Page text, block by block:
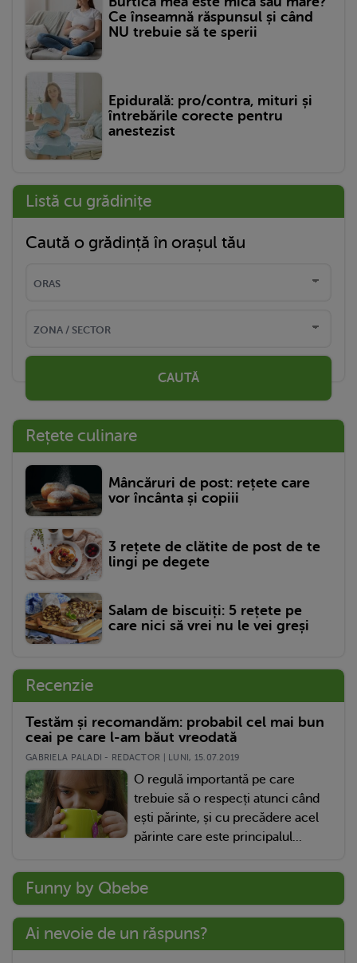
Ce înseamnă răspunsul și când
NU trebuie să te sperii
Epidurală: pro/contra, mituri și
întrebările corecte pentru
anestezist
Listă cu grădinițe
Caută o grădință în orașul tău
CAUTĂ
Rețete culinare
Mâncăruri de post: rețete care
vor încânta și copiii
3 rețete de clătite de post de te
lingi pe degete
Salam de biscuiți: 5 rețete pe
care nici să vrei nu le vei greși
Recenzie
Testăm și recomandăm: probabil cel mai bun
ceai pe care l-am băut vreodată
GABRIELA PALADI - REDACTOR | LUNI, 15.07.2019
O regulă importantă pe care
trebuie să o respecți atunci când
ești părinte, și cu precădere acel
părinte care este principalul...
Funny by Qbebe
Ai nevoie de un răspuns?